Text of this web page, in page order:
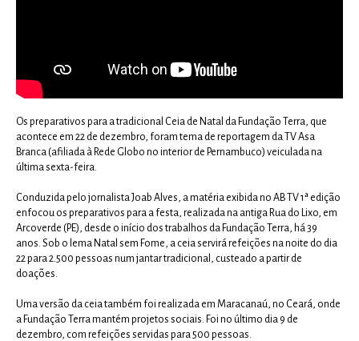
Os preparativos para a tradicional Ceia de Natal da Fundação Terra, que
acontece em 22 de dezembro, foram tema de reportagem da TV Asa
Branca (afiliada à Rede Globo no interior de Pernambuco) veiculada na
última sexta-feira.
Conduzida pelo jornalista Joab Alves, a matéria exibida no AB TV 1ª edição
enfocou os preparativos para a festa, realizada na antiga Rua do Lixo, em
Arcoverde (PE), desde o início dos trabalhos da Fundação Terra, há 39
anos. Sob o lema Natal sem Fome, a ceia servirá refeições na noite do dia
22 para 2.500 pessoas num jantar tradicional, custeado a partir de
doações.
Uma versão da ceia também foi realizada em Maracanaú, no Ceará, onde
a Fundação Terra mantém projetos sociais. Foi no último dia 9 de
dezembro, com refeições servidas para 500 pessoas.